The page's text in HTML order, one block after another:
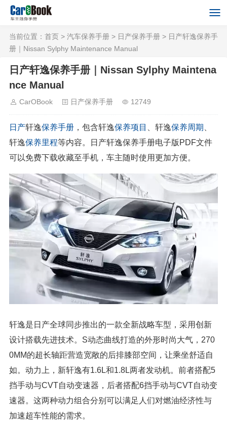
当前位置： 首页 > 汽车保养手册 > 日产保养手册 > 日产轩逸保养手
册｜Nissan Sylphy Maintenance Manual
日产轩逸保养手册｜Nissan Sylphy Maintena
nce Manual
CarOBook 日产保养手册 12749
日产轩逸保养手册 ，包含轩逸保养项目 、轩逸保养周期
轩逸保养里程等内容。日产轩逸保养手册电子版PDF文件
可以免费下载收藏至手机，车主随时使用更加方便。
轩逸是日产全球同步推出的一款全新战略车型，采用创新
设计搭载先进技术。S动态曲线打造的外形时尚大气，270
0MM的超长轴距营造宽敞的后排膝部空间，让乘坐舒适自
如。动力上，新轩逸有1.6L和1.8L两者发动机。前者搭配5
挡手动与CVT自动变速器，后者搭配6挡手动与CVT自动变
速器。这两种动力组合分别可以满足人们对燃油经济性与
加速超车性能的需求。